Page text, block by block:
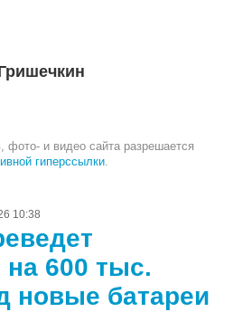
фото- и видео сайта разрешается
гиперссылки.
10:38
600 тыс.
новые батареи